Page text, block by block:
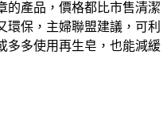
的產品，價格都比市售清潔
環保，主婦聯盟建議，可利
多多使用再生皂，也能減緩